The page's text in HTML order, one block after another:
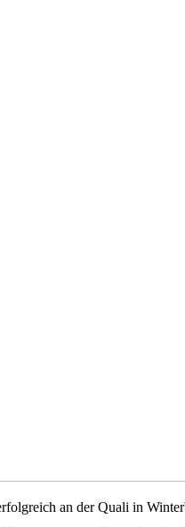
an der Quali in